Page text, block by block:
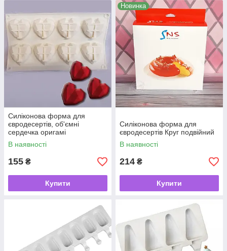
Силіконова форма для
євродесертів, об'ємні
сердечка оригамі
В наявності
155 ₴
Купити
Новинка
Силіконова форма для
євродесертів Круг подвійний
В наявності
214 ₴
Купити